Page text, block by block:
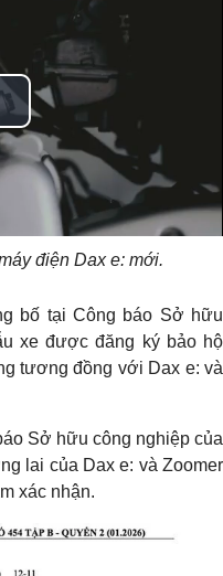
điện Dax e: mới.
bố tại Công báo Sở hữu
xe được đăng ký bảo hộ
tương đồng với Dax e: và
Sở hữu công nghiệp của
lai của Dax e: và Zoomer
xác nhận.